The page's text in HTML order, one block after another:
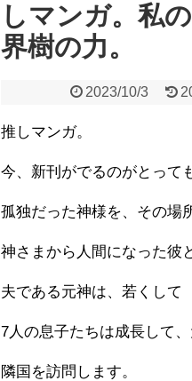
しマンガ。私
界樹の力。
2023/10/3
推しマンガ。
今、新刊がでるのがとって
孤独だった神様を、その場
神さまから人間になった彼
夫である元神は、若くして
7人の息子たちは成長して
隣国を訪問します。